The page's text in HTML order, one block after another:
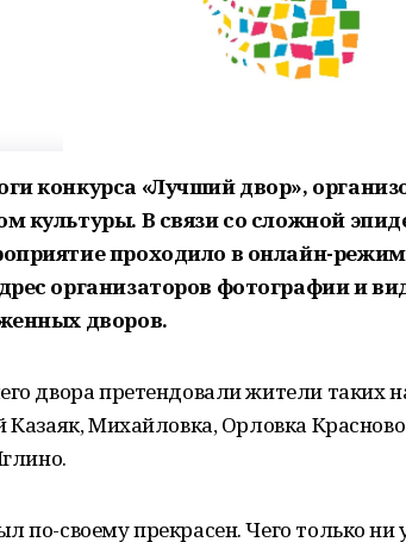
конкурса «Лучший двор»,
культуры. В связи со сложной
проходило в онлайн-
организаторов фотографии и
дворов.
двора претендовали жители таких
Казаяк, Михайловка, Орловка
по-своему прекрасен. Чего только ни